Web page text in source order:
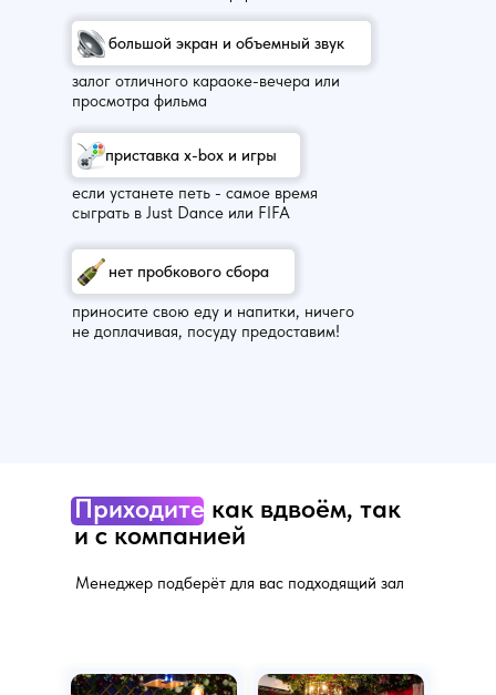
залог отличного караоке-вечера или
просмотра фильма
если устанете петь - самое время
сыграть в Just Dance или FIFA
приносите свою еду и напитки, ничего
не доплачивая, посуду предоставим!
большой экран и объемный звук
приставка x-box и игры
нет пробкового сбора
Приходите как вдвоём, так
и с компанией
Менеджер подберёт для вас подходящий зал